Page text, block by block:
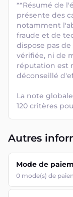
**Résumé de
présente des
notamment
fraude et de
dispose pas
vérifiée, ni de
réputation est
déconseillé
La note
120 critères
Autres
Mode de
0 mode(s) de